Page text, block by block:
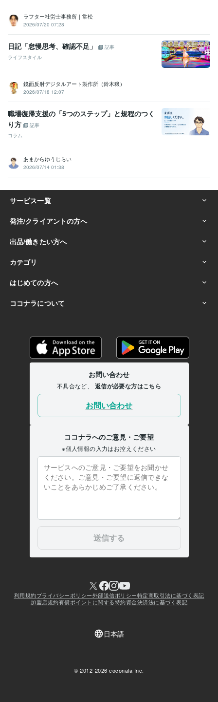
ラフター社労士事務所｜常松
2026/07/20 07:28
日記「怠慢思考、確認不足」
記事
ライフスタイル
鏡面反射デジタルアート製作所（鈴木穣）
2026/07/18 12:07
職場復帰支援の「5つのステップ」と規程のつく
り方
記事
コラム
あまからゆうじらい
2026/07/14 01:38